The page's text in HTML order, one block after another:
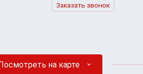
Заказать звонок
на карте